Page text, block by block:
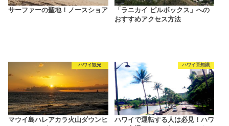
サーファーの聖地！ノースショア
「ラニカイ ピルボックス」への
おすすめアクセス方法
ハワイ観光
マウイ島ハレアカラ火山ダウンヒ
ハワイ豆知識
ハワイで運転する人は必見！ハワ